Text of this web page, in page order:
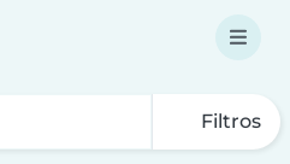
Filtros